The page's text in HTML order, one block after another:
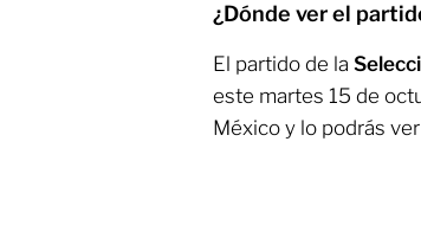
¿Dónde ver el
El partido de la
este martes 15 de
México y lo podrás